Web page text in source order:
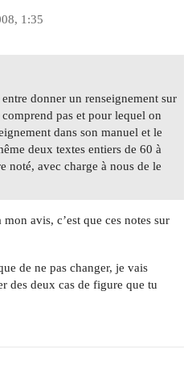
1:35
donner un renseignement sur
pas et pour lequel on
dans son manuel et le
deux textes entiers de 60 à
noté, avec charge à nous de le
avis, c’est que ces notes sur
de ne pas changer, je vais
des deux cas de figure que tu